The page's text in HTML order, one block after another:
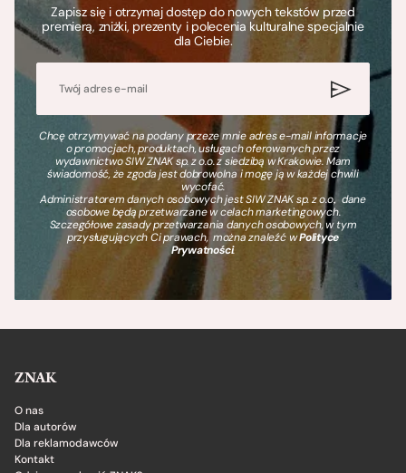
Zapisz się i otrzymaj dostęp do nowych tekstów przed
premierą, zniżki, prezenty i polecenia kulturalne specjalnie
dla Ciebie.
Chcę otrzymywać na podany przeze mnie adres e-mail informacje
o promocjach, produktach, usługach oferowanych przez
wydawnictwo SIW ZNAK sp. z o.o. z siedzibą w Krakowie. Mam
świadomość, że zgoda jest dobrowolna i mogę ją w każdej chwili
wycofać.
Administratorem danych osobowych jest SIW ZNAK sp. z o.o., dane
osobowe będą przetwarzane w celach marketingowych.
Szczegółowe zasady przetwarzania danych osobowych, w tym
przysługujących Ci prawach, można znaleźć wPolityce
Prywatności.
ZNAK
O nas
Dla autorów
Dla reklamodawców
Kontakt